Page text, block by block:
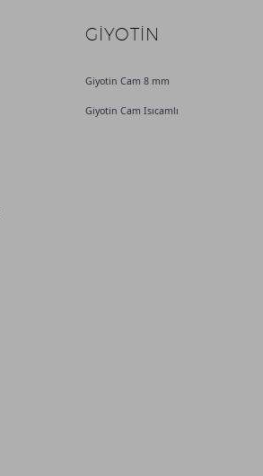
GİYOTİN
Giyotin Cam 8 mm
Giyotin Cam Isıcamlı